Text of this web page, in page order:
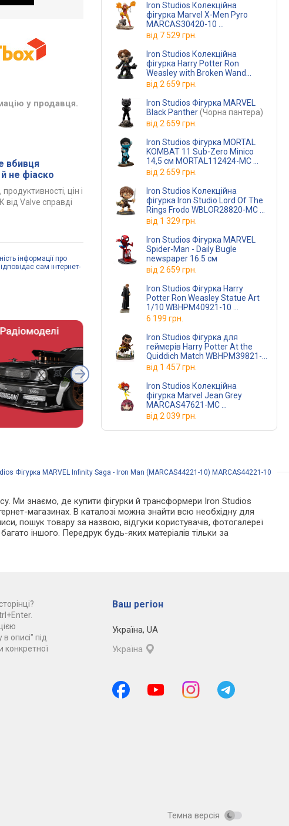
у продавця.
вбивця
не фіаско
цін і
від Valve справді
інформації про
сам інтернет-
Iron Studios Колекційна
фігурка Marvel X-Men Pyro
MARCAS30420-10
(MARCAS30420-10)
від 7 529 грн.
Iron Studios Колекційна
фігурка Harry Potter Ron
Weasley with Broken Wand
WBHPM68122-MC
(WBHPM68122-MC)
від 2 659 грн.
Iron Studios Фігурка MARVEL
Black Panther(Чорна пантера)
від 2 659 грн.
Iron Studios Фігурка MORTAL
KOMBAT 11 Sub-Zero Minico
14,5 см MORTAL112424-MC
(MORTAL112424-MC)
від 2 659 грн.
Iron Studios Колекційна
фігурка Iron Studio Lord Of The
Rings Frodo WBLOR28820-MC
(WBLOR28820-MC)
від 1 329 грн.
Iron Studios Фігурка MARVEL
Spider-Man - Daily Bugle
newspaper 16.5 см
від 2 659 грн.
Iron Studios Фігурка Harry
Potter Ron Weasley Statue Art
1/10 WBHPM40921-10
(WBHPM40921-10)
6 199 грн.
Iron Studios Фігурка для
геймерів Harry Potter At the
Quiddich Match WBHPM39821-
MC (WBHPM39821-MC)
від 1 457 грн.
Iron Studios Колекційна
фігурка Marvel Jean Grey
MARCAS47621-MC
(MARCAS47621-MC)
від 2 039 грн.
Фігурка MARVEL Infinity Saga - Iron Man (MARCAS44221-10) MARCAS44221-10
Ми знаємо, де купити фігурки й трансформери Iron Studios
магазинах. В каталозі можна знайти всю необхідну для
пошук товару за назвою, відгуки користувачів, фотогалереї
багато іншого. Передрук будь-яких матеріалів тільки за
описі" під
Ваш регіон
Україна, UA
Україна
Темна версія